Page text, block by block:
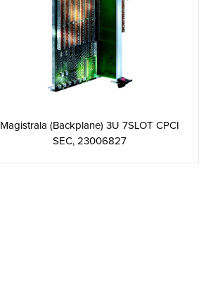
Magistrala (Backplane) 3U 7SLOT CPCI
SEC, 23006827